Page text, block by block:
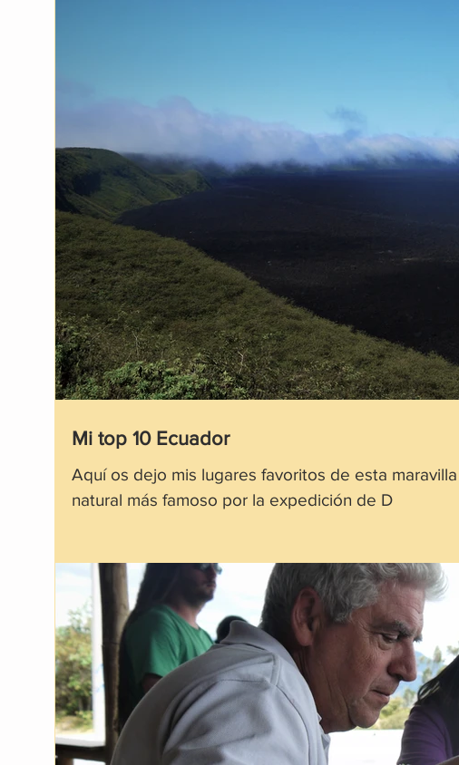
Mi top 10 Ecuador
Aquí os dejo mis lugares favoritos de esta
natural más famoso por la expedición de D